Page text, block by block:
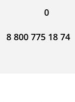
0
8 800 775 18 74